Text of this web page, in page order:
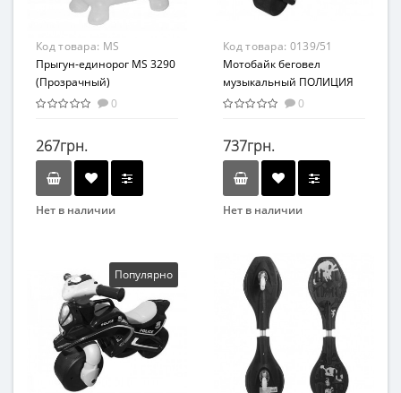
Код товара: MS
3290(Transparent)
Прыгун-единорог MS 3290
(Прозрачный)
0
267грн.
Нет в наличии
Возраст
От 2-х лет
Материал
ПВХ
Код товара: 0139/51
Мотобайк беговел
музыкальный ПОЛИЦИЯ
0139/51
0
737грн.
Нет в наличии
Толокар
Популярно